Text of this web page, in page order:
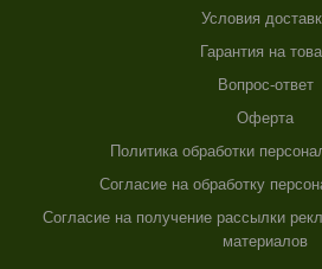
Условия
Гарантия на
Вопрос-ответ
Оферта
Политика обработки
Согласие на обработку
Согласие на получение рассылки
материалов